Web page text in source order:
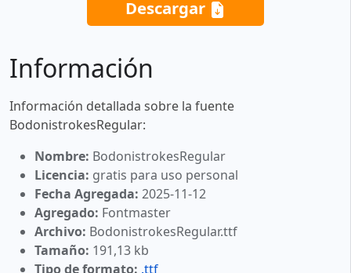
Descargar
Información
Información detallada sobre la fuente
BodonistrokesRegular:
Nombre: BodonistrokesRegular
Licencia: gratis para uso personal
Fecha Agregada: 2025-11-12
Agregado: Fontmaster
Archivo: BodonistrokesRegular.ttf
Tamaño: 191,13 kb
Tipo de formato: .ttf